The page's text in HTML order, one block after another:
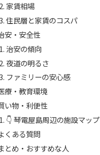
家賃相場
住民層と家賃のコスパ
安・安全性
治安の傾向
夜道の明るさ
ファミリーの安心感
療・教育環境
い物・利便性
👇 琴電屋島周辺の施設マップ
くある質問
とめ・おすすめな人